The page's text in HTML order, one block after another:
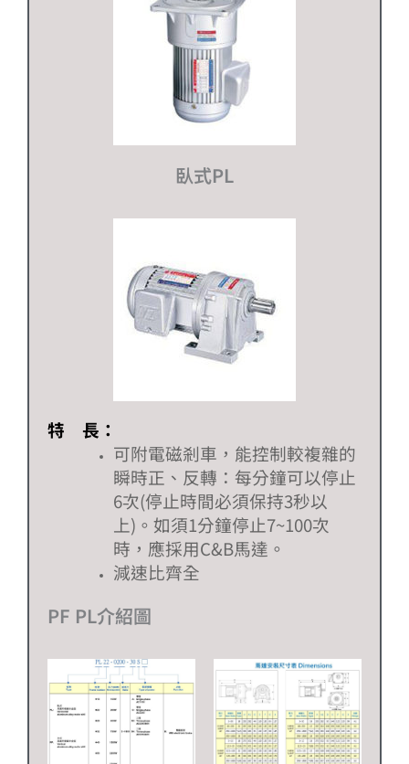
臥式PL
特 長：
可附電磁剎車，能控制較複雜的
瞬時正、反轉：每分鐘可以停止
6次(停止時間必須保持3秒以
上) 。如須1分鐘停止7~100次
時，應採用C&B馬達。
減速比齊全
PF PL介紹圖